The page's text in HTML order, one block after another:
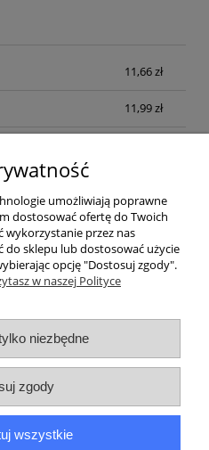
kosztów płatności
11,66 zł
11,99 zł
konto
i dostawa
umożliwiają poprawne
dostosować ofertę do Twoich
wykorzystanie przez nas
do sklepu lub dostosować użycie
opcję "Dostosuj zgody".
w naszej Polityce
niezbędne
zgody
wszystkie